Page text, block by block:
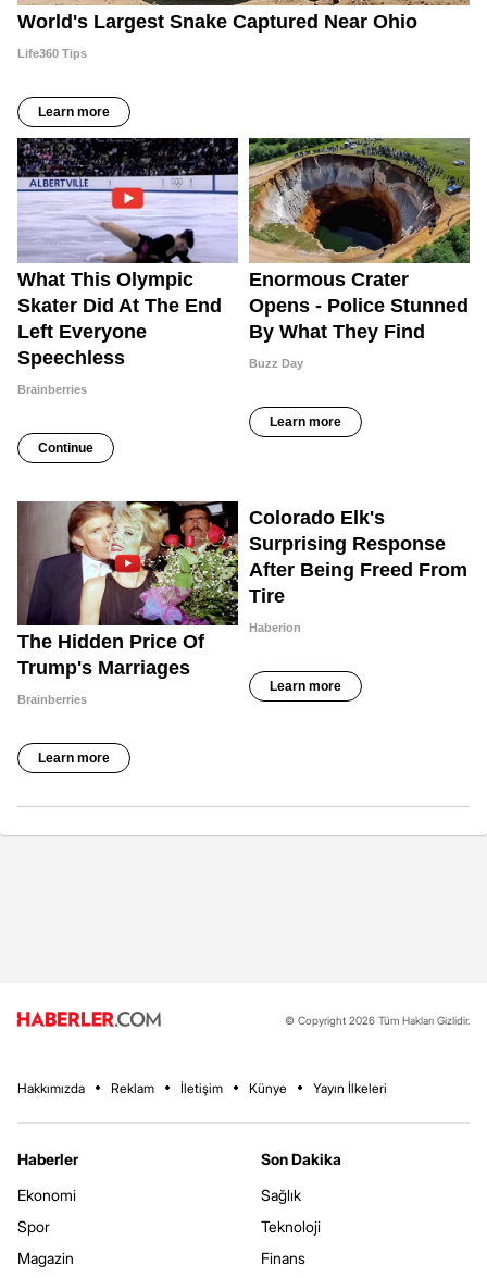
© Copyright 2026 Tüm Hakları Gizlidir.
Hakkımızda Reklam İletişim Künye Yayın İlkeleri
Haberler
Ekonomi
Spor
Magazin
Son Dakika
Sağlık
Teknoloji
Finans